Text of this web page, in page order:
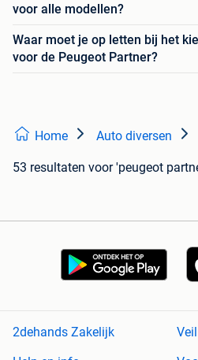
voor alle modellen?
Waar moet je op letten bij het
voor de Peugeot Partner?
Home Auto diversen
53 resultaten voor 'peugeot
2dehands Zakelijk